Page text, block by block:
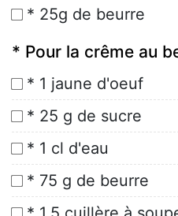
* 25g de beurre
* Pour la crême au
* 1 jaune d'oeuf
* 25 g de sucre
* 1 cl d'eau
* 75 g de beurre